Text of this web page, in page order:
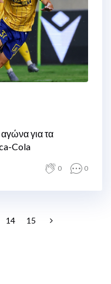
για τα
Cola
0 0
14 15